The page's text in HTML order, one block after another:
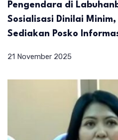
Pengendara di
Sosialisasi Dinilai
Sediakan Posko
21 November 2025